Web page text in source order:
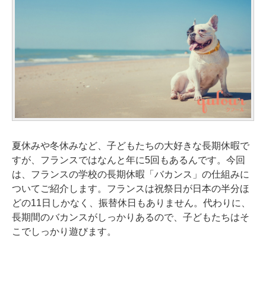
夏休みや冬休みなど、子どもたちの大好きな長期休暇で
すが、フランスではなんと年に5回もあるんです。今回
は、フランスの学校の長期休暇「バカンス」の仕組みに
ついてご紹介します。フランスは祝祭日が日本の半分ほ
どの11日しかなく、振替休日もありません。代わりに、
長期間のバカンスがしっかりあるので、子どもたちはそ
こでしっかり遊びます。